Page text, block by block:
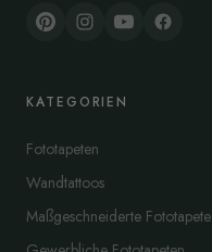
KATEGORIEN
Fototapeten
Wandtattoos
Maßgeschneiderte Fototapete